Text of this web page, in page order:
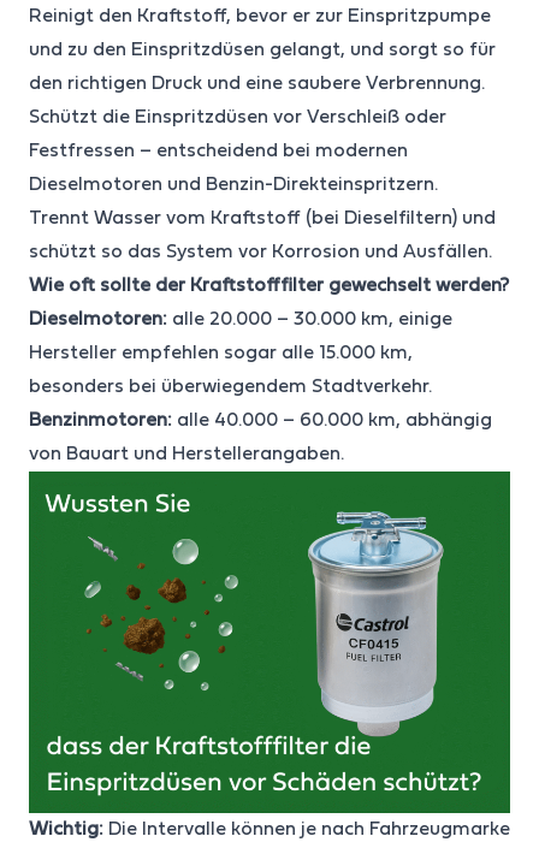
Reinigt den Kraftstoff, bevor er zur Einspritzpumpe
und zu den Einspritzdüsen gelangt, und sorgt so für
den richtigen Druck und eine saubere Verbrennung.
Schützt die Einspritzdüsen vor Verschleiß oder
Festfressen – entscheidend bei modernen
Dieselmotoren und Benzin-Direkteinspritzern.
Trennt Wasser vom Kraftstoff (bei Dieselfiltern) und
schützt so das System vor Korrosion und Ausfällen.
Wie oft sollte der Kraftstofffilter gewechselt werden?
Dieselmotoren: alle 20.000 – 30.000 km, einige
Hersteller empfehlen sogar alle 15.000 km,
besonders bei überwiegendem Stadtverkehr.
Benzinmotoren: alle 40.000 – 60.000 km, abhängig
von Bauart und Herstellerangaben.
Wichtig: Die Intervalle können je nach Fahrzeugmarke